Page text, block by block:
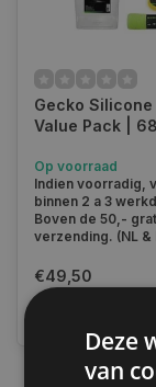
Gecko Silicone
Value Pack |
Op voorraad
Indien voorradig,
binnen 2 a 3
Boven de 50,-
verzending. (NL &
€49,50
Deze
van